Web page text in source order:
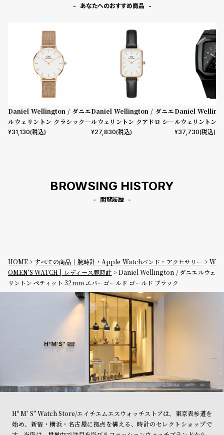
あなたへのおすすめ商品
Daniel Wellington / ダニエ
ルウェリントン クラシックペ
ティット メルローズ ローズゴ
¥31,130(税込)
Daniel Wellington / ダニエ
ルウェリントン クアドロ シェ
フィールド ローズゴールド/ホ
¥27,830(税込)
Daniel
ルウェリントン
mm Apple
¥37,730(税込)
BROWSING HISTORY
閲覧履歴
HOME すべての商品｜腕時計・Apple Watchバンド・アクセサリー
W
OMEN'S WATCH | レディース腕時計
Daniel Wellington / ダニエルウェ
リントン ペティット 32mm エバーゴールド ゴールド ブラック
Hº M' S" Watch Store/エイチエムエスウォッチストアは、東京表参道を
始め、新宿・横浜・名古屋に拠点を構える、時計のセレクトショップで